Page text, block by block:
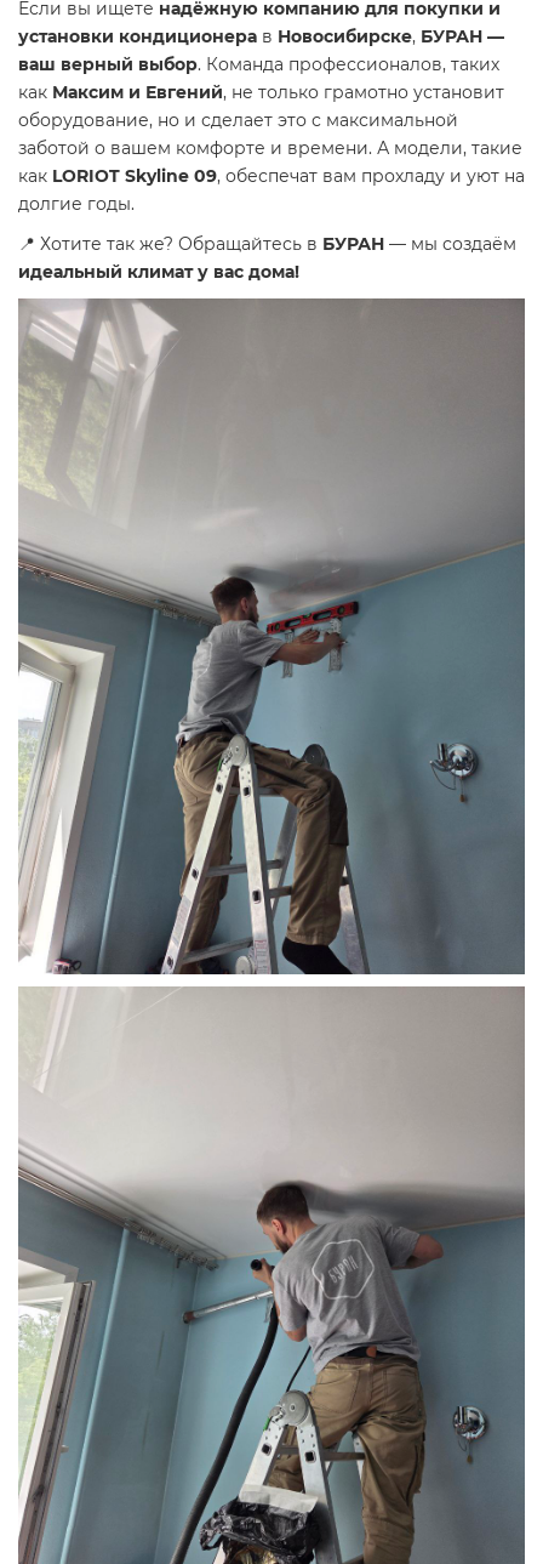
Если вы ищете надёжную компанию для покупки и
установки кондиционера в Новосибирске, БУРАН —
ваш верный выбор. Команда профессионалов, таких
как Максим и Евгений, не только грамотно установит
оборудование, но и сделает это с максимальной
заботой о вашем комфорте и времени. А модели, такие
как LORIOT Skyline 09, обеспечат вам прохладу и уют на
долгие годы.
📍 Хотите так же? Обращайтесь в БУРАН — мы создаём
идеальный климат у вас дома!